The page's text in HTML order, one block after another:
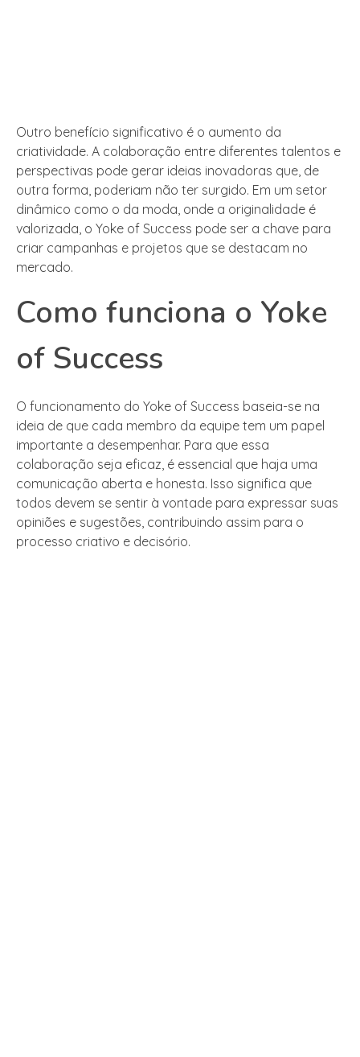
Outro benefício significativo é o aumento da
criatividade. A colaboração entre diferentes talentos e
perspectivas pode gerar ideias inovadoras que, de
outra forma, poderiam não ter surgido. Em um setor
dinâmico como o da moda, onde a originalidade é
valorizada, o Yoke of Success pode ser a chave para
criar campanhas e projetos que se destacam no
mercado.
Como funciona o Yoke
of Success
O funcionamento do Yoke of Success baseia-se na
ideia de que cada membro da equipe tem um papel
importante a desempenhar. Para que essa
colaboração seja eficaz, é essencial que haja uma
comunicação aberta e honesta. Isso significa que
todos devem se sentir à vontade para expressar suas
opiniões e sugestões, contribuindo assim para o
processo criativo e decisório.